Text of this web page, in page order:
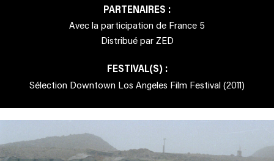
PARTENAIRES :
Avec la participation de France 5
Distribué par ZED
FESTIVAL(S) :
Sélection Downtown Los Angeles Film Festival (2011)